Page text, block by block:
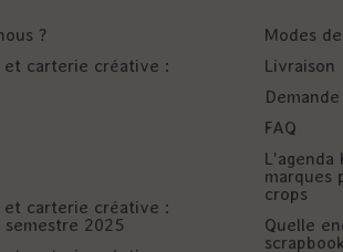
?
et carterie créative :
et carterie créative :
2025
Modes
Livraison
FAQ
L'agenda
marques
crops
Quelle